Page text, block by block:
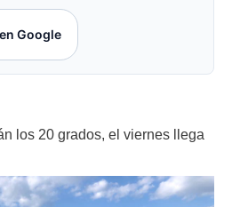
Google
los 20 grados, el viernes llega